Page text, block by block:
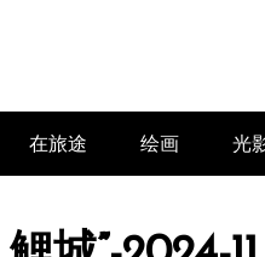
在旅途 绘画 光